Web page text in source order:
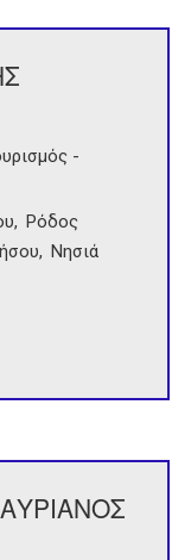
-
Ρόδος
Νησιά